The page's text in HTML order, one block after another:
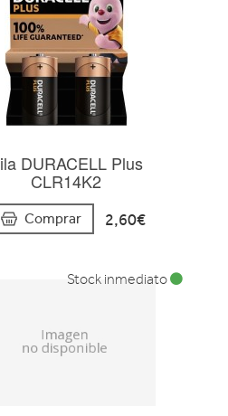
DURACELL Plus
CLR14K2
Comprar 2,60€
Stock inmediato